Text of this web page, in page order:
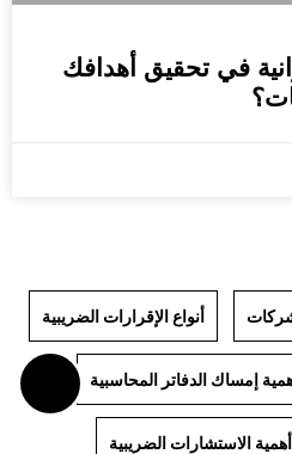
في تحقيق أهدافك
أنواع الإقرارات الضريبية
إمساك الدفاتر المحاسبية
أهمية الاستشارات الضريبية